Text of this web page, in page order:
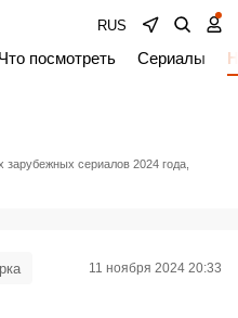
RUS
Что посмотреть Сериалы
сериалов 2024 года,
11 ноября 2024 20:33